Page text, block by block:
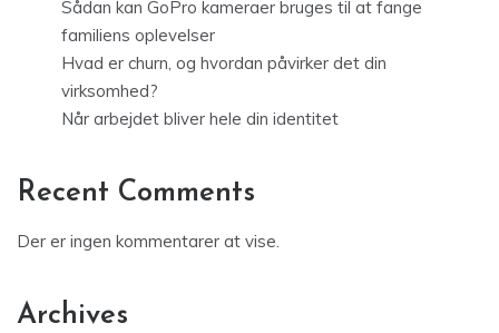
Sådan kan GoPro kameraer bruges til at fange
familiens oplevelser
Hvad er churn, og hvordan påvirker det din
virksomhed?
Når arbejdet bliver hele din identitet
Recent Comments
Der er ingen kommentarer at vise.
Archives